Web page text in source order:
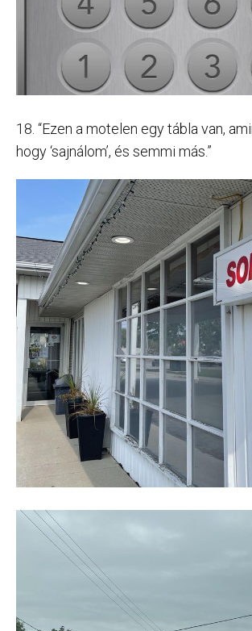
18. “Ezen a motelen egy tábla van,
hogy ‘sajnálom’, és semmi más.”